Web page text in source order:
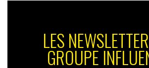
LES
GROUPE